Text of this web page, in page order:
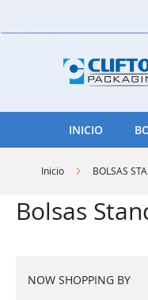
to
INICIO
Inicio BOLSAS
Bolsas
NOW SHOPPING BY